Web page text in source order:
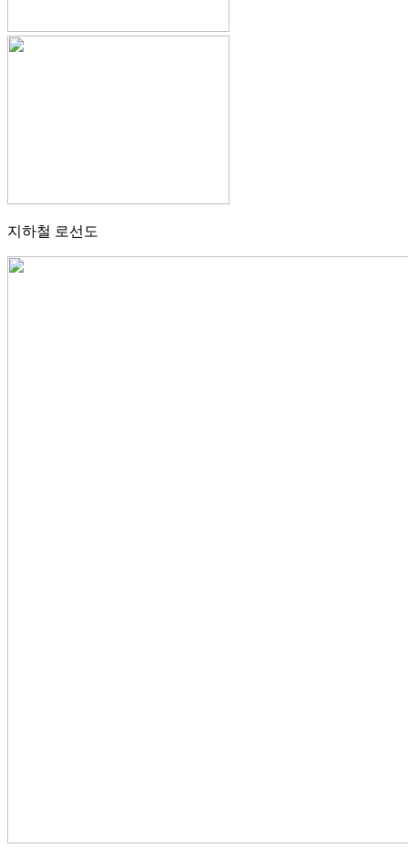
지하철 로선도